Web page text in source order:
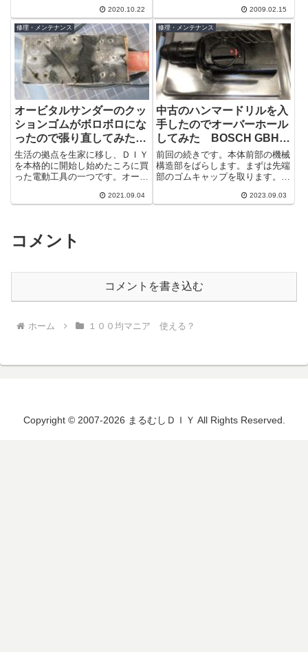
カップ型などもありました。色は
白と黒の2...
2020.10.22 2009.02.15
修理・メンテナンス
オービタルサンダーのクッ
ションゴムがボロボロにな
ったので張り直してみた
E-Value EWS-90
生活の拠点を生家に移し、ＤＩＹ
を本格的に開始し始めたころに買
った電動工具の一つです。オービ
使用し始めて久しく使っていなか
2021.09.04
修理・メンテナンス
中古のハンマードリルを入
手したのでオーバーホール
してみた BOSCH GBH2-
24DSR その２
前回の続きです。本体前部の機械
構造部をばらします。まずは先端
部のゴムキャップを取ります。手
グ取り外します。脱着用のリング
2023.09.03
コメント
コメントを書き込む
ホーム １００均マニア 使える？
Copyright © 2007-2026 まるむしＤＩＹ All Rights Reserved.